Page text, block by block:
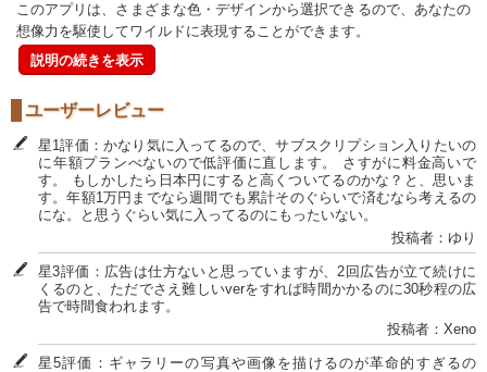
このアプリは、さまざまな色・デザインから選択できるので、あなたの
想像力を駆使してワイルドに表現することができます。
説明の続きを表示
ユーザーレビュー
星1評価：かなり気に入ってるので、サブスクリプション入りたいの
に年額プランべないので低評価に直します。 さすがに料金高いで
す。 もしかしたら日本円にすると高くついてるのかな？と、思いま
す。年額1万円までなら週間でも累計そのぐらいで済むなら考えるの
にな。と思うぐらい気に入ってるのにもったいない。
投稿者：ゆり
星3評価：広告は仕方ないと思っていますが、2回広告が立て続けに
くるのと、ただでさえ難しいverをすれば時間かかるのに30秒程の広
告で時間食われます。
投稿者：Xeno
星5評価：ギャラリーの写真や画像を描けるのが革命的すぎるの